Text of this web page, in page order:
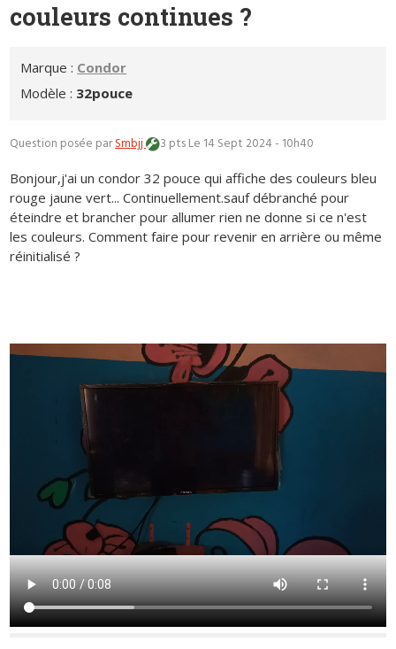
couleurs continues ?
Marque : Condor
Modèle : 32pouce
Question posée parSmbjj 3 ptsLe 14 Sept 2024 - 10h40
Bonjour,j'ai un condor 32 pouce qui affiche des couleurs bleu
rouge jaune vert... Continuellement.sauf débranché pour
éteindre et brancher pour allumer rien ne donne si ce n'est
les couleurs. Comment faire pour revenir en arrière ou même
réinitialisé ?